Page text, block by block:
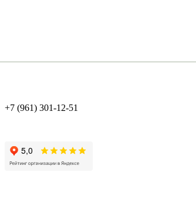
+7 (961) 301-12-51